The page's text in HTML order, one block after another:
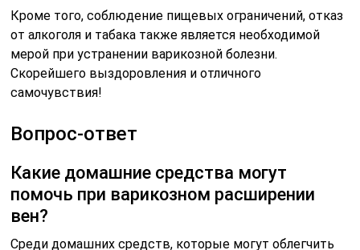
Кроме того, соблюдение пищевых ограничений, отказ
от алкоголя и табака также является необходимой
мерой при устранении варикозной болезни.
Скорейшего выздоровления и отличного
самочувствия!
Вопрос-ответ
Какие домашние средства могут
помочь при варикозном расширении
вен?
Среди домашних средств, которые могут облегчить